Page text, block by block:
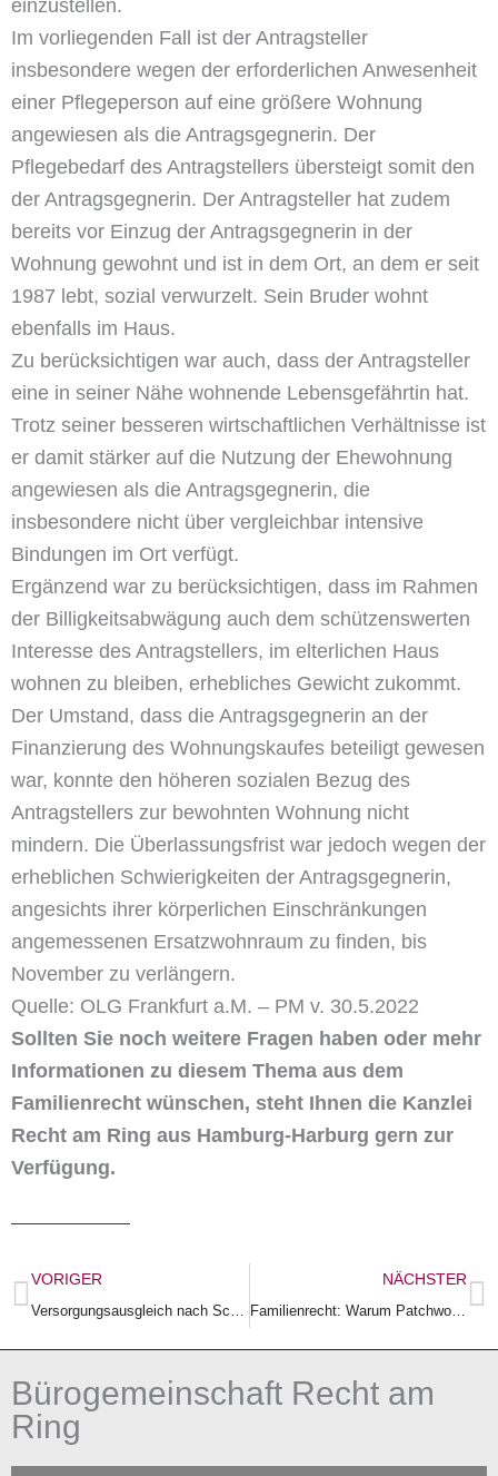
einzustellen.
Im vorliegenden Fall ist der Antragsteller
insbesondere wegen der erforderlichen Anwesenheit
einer Pflegeperson auf eine größere Wohnung
angewiesen als die Antragsgegnerin. Der
Pflegebedarf des Antragstellers übersteigt somit den
der Antragsgegnerin. Der Antragsteller hat zudem
bereits vor Einzug der Antragsgegnerin in der
Wohnung gewohnt und ist in dem Ort, an dem er seit
1987 lebt, sozial verwurzelt. Sein Bruder wohnt
ebenfalls im Haus.
Zu berücksichtigen war auch, dass der Antragsteller
eine in seiner Nähe wohnende Lebensgefährtin hat.
Trotz seiner besseren wirtschaftlichen Verhältnisse ist
er damit stärker auf die Nutzung der Ehewohnung
angewiesen als die Antragsgegnerin, die
insbesondere nicht über vergleichbar intensive
Bindungen im Ort verfügt.
Ergänzend war zu berücksichtigen, dass im Rahmen
der Billigkeitsabwägung auch dem schützenswerten
Interesse des Antragstellers, im elterlichen Haus
wohnen zu bleiben, erhebliches Gewicht zukommt.
Der Umstand, dass die Antragsgegnerin an der
Finanzierung des Wohnungskaufes beteiligt gewesen
war, konnte den höheren sozialen Bezug des
Antragstellers zur bewohnten Wohnung nicht
mindern. Die Überlassungsfrist war jedoch wegen der
erheblichen Schwierigkeiten der Antragsgegnerin,
angesichts ihrer körperlichen Einschränkungen
angemessenen Ersatzwohnraum zu finden, bis
November zu verlängern.
Quelle: OLG Frankfurt a.M. – PM v. 30.5.2022
Sollten Sie noch weitere Fragen haben oder mehr
Informationen zu diesem Thema aus dem
Familienrecht wünschen, steht Ihnen die Kanzlei
Recht am Ring aus Hamburg-Harburg gern zur
Verfügung.
Zurück
VORIGER NÄCHSTER
Familienrecht: Warum Patchworkfamilien unbedingt Verträge aufsetzen sollten.
Bürogemeinschaft Recht am
Ring